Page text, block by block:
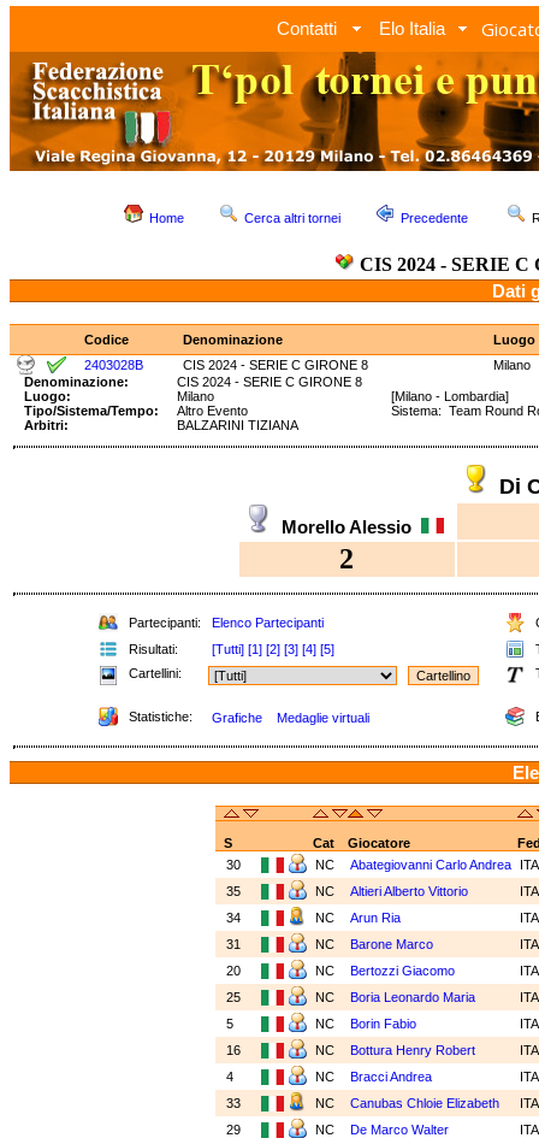
Contatti Elo Italia
Home Cerca altri tornei Precedente
CIS 2024 - SERIE C
Dati
Codice Denominazione
Luogo
2403028B
CIS 2024 - SERIE C GIRONE 8
Milano
Denominazione:
CIS 2024 - SERIE C GIRONE 8
Luogo:
Milano
[Milano - Lombardia]
Tipo/Sistema/Tempo:
Altro Evento
Sistema: Team Round
Arbitri:
BALZARINI TIZIANA
Di
Morello Alessio
2
Partecipanti: Elenco Partecipanti
Risultati:
[Tutti] [1] [2] [3] [4] [5]
Cartellini:
Statistiche: Grafiche Medaglie virtuali
S Cat Giocatore
30
NC Abategiovanni Carlo Andrea
35
NC Altieri Alberto Vittorio
34
NC Arun Ria
31
NC Barone Marco
20
NC Bertozzi Giacomo
25
NC Boria Leonardo Maria
5
NC Borin Fabio
16
NC Bottura Henry Robert
4
NC Bracci Andrea
33
NC Canubas Chloie Elizabeth
29
NC De Marco Walter